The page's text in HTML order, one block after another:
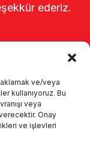
ve/veya
kullanıyoruz. Bu
veya
Onay
ve işlevleri
ederiz.